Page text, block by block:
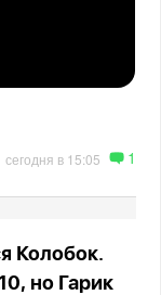
сегодня в 15:05 1
Колобок.
но Гарик